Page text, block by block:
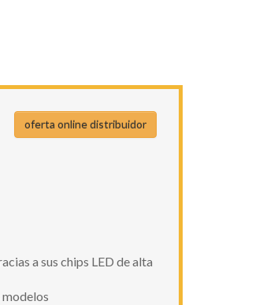
oferta online distribuidor
a sus chips LED de alta
modelos